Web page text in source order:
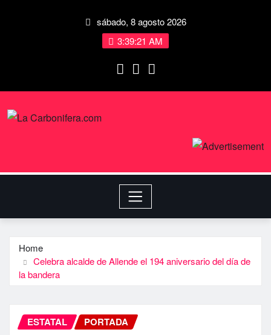
sábado, 8 agosto 2026
3:39:22 AM
Home
Celebra alcalde de Allende el 194 aniversario del dí­a de
la bandera
ESTATAL PORTADA